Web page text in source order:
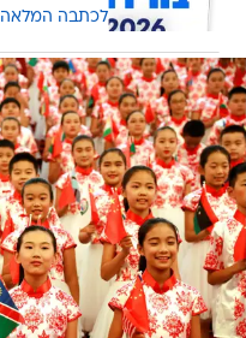
לכתבה המלאה